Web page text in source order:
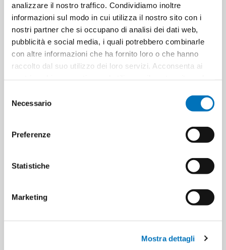
analizzare il nostro traffico. Condividiamo inoltre
informazioni sul modo in cui utilizza il nostro sito con i
nostri partner che si occupano di analisi dei dati web,
pubblicità e social media, i quali potrebbero combinarle
con altre informazioni che ha fornito loro o che hanno
raccolto dal suo utilizzo dei loro servizi. Acconsenta ai
delNecessario
Preferenze
Statistiche
Marketing
Mostra dettagli
ETICHETTA DEL PRODOTTO 8000600002901
HANNO ACQUISTATO ANCHE
FELCE AZZURRA LAVATRICE 32
MISURINI SAPONE ALEPPO